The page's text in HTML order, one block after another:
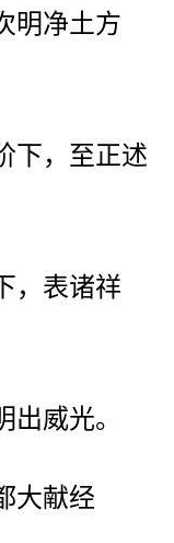
明净土方
下，至正述
，表诸祥
威光。
大献经